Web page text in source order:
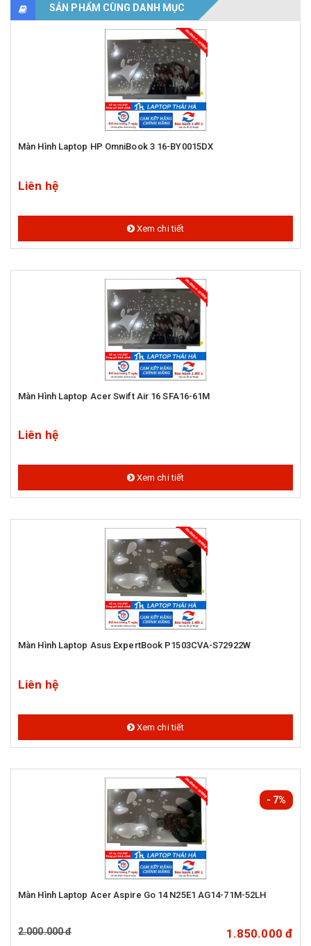
SẢN PHẨM CÙNG DANH MỤC
Màn Hình Laptop HP OmniBook 3 16-BY0015DX
Liên hệ
Xem chi tiết
Màn Hình Laptop Acer Swift Air 16 SFA16-61M
Liên hệ
Xem chi tiết
Màn Hình Laptop Asus ExpertBook P1503CVA-S72922W
Liên hệ
Xem chi tiết
Màn Hình Laptop Acer Aspire Go 14 N25E1 AG14-71M-52LH
2.000.000 đ 1.850.000 đ
- 7%